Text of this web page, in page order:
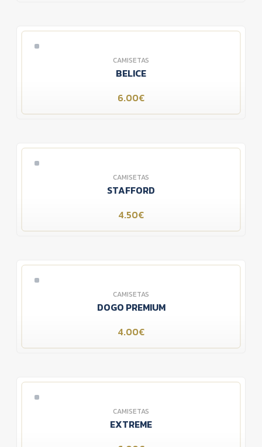
CAMISETAS
BELICE
6.00€
CAMISETAS
STAFFORD
4.50€
CAMISETAS
DOGO PREMIUM
4.00€
CAMISETAS
EXTREME